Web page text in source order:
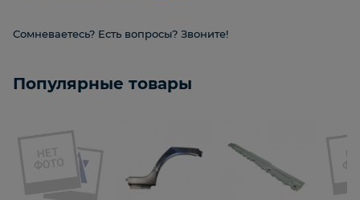
Сомневаетесь? Есть вопросы? Звоните!
Популярные товары